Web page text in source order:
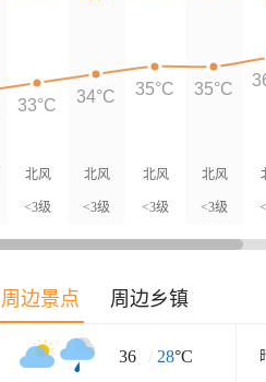
北风
<3级
北风
<3级
北风
<3级
北风
<3级
33°C 34°C 35°C 35°C
周边景点 周边乡镇
36 / 28°C